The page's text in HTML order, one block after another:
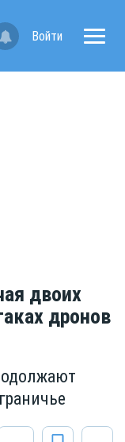
Войти
двоих
дронов